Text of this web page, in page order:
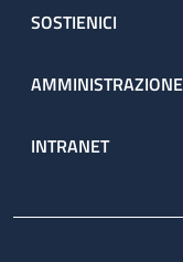
SOSTIENICI
INTRANET